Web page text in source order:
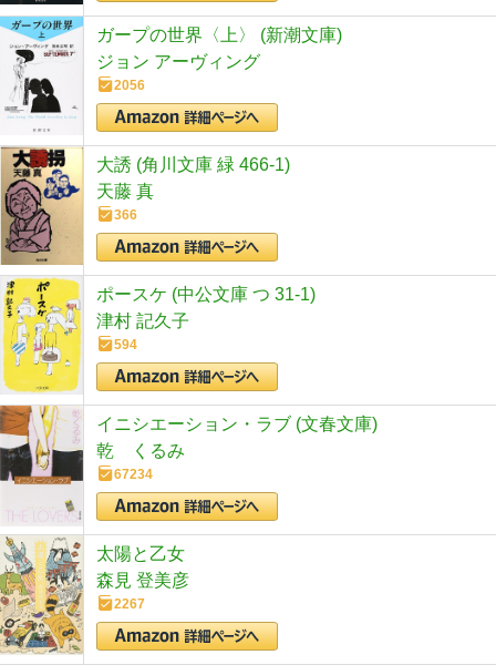
ガープの世界〈上〉 (新潮文庫)
ジョン アーヴィング
2056
大誘 (角川文庫 緑 466-1)
天藤 真
366
ポースケ (中公文庫 つ 31-1)
津村 記久子
594
イニシエーション・ラブ (文春文庫)
乾 くるみ
67234
太陽と乙女
森見 登美彦
2267